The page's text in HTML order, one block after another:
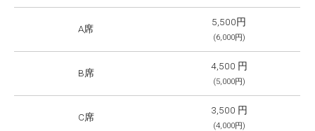
A席
5,500円
(6,000円)
B席
4,500 円
(5,000円)
C席
3,500 円
(4,000円)